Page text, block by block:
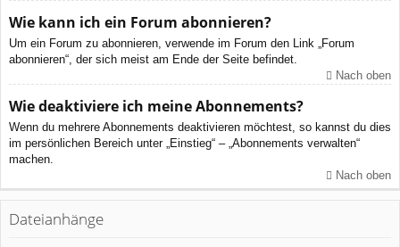
Wie kann ich ein Forum abonnieren?
Um ein Forum zu abonnieren, verwende im Forum den Link „Forum
abonnieren“, der sich meist am Ende der Seite befindet.
Nach oben
Wie deaktiviere ich meine Abonnements?
Wenn du mehrere Abonnements deaktivieren möchtest, so kannst du dies
im persönlichen Bereich unter „Einstieg“ – „Abonnements verwalten“
machen.
Nach oben
Dateianhänge